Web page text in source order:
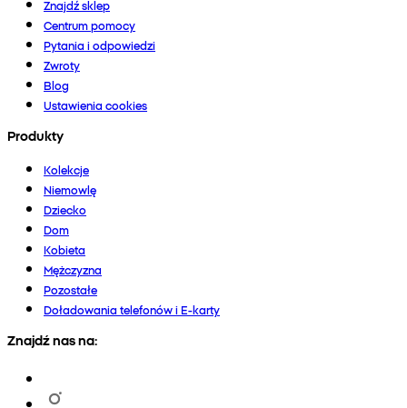
Znajdź sklep
Centrum pomocy
Pytania i odpowiedzi
Zwroty
Blog
Ustawienia cookies
Produkty
Kolekcje
Niemowlę
Dziecko
Dom
Kobieta
Mężczyzna
Pozostałe
Doładowania telefonów i E-karty
Znajdź nas na: